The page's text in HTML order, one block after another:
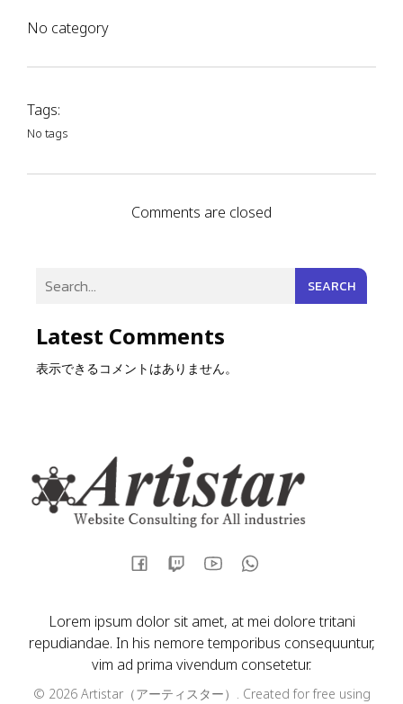
SEARCH
Latest Comments
表示できるコメントはありません。
No category
Tags:
No tags
Comments are closed
Lorem ipsum dolor sit amet, at mei dolore tritani
repudiandae. In his nemore temporibus consequuntur,
vim ad prima vivendum consetetur.
© 2026 Artistar（アーティスター）. Created for free using